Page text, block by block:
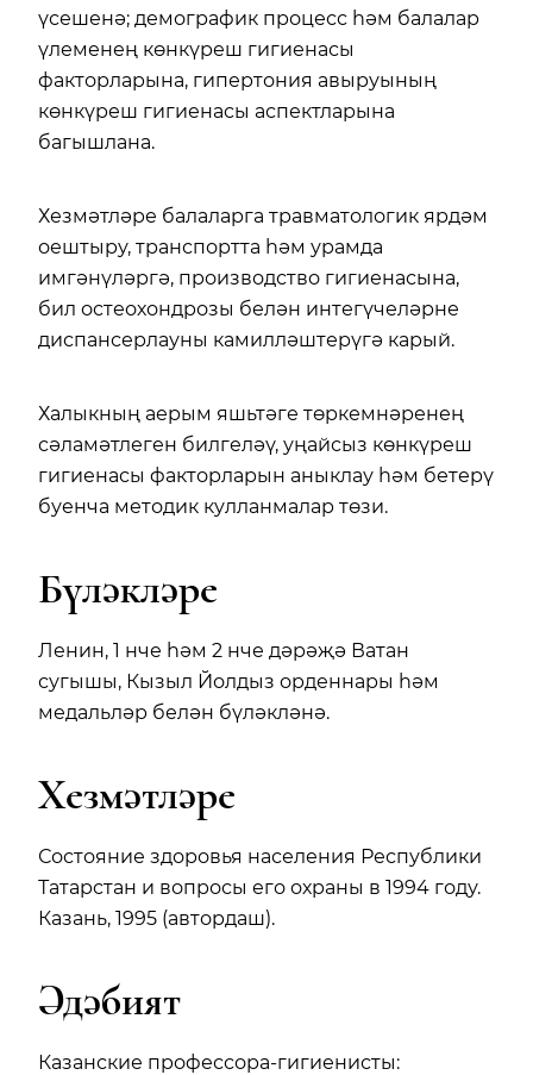
үсешенә; демографик процесс һәм балалар
үлеменең көнкүреш гигиенасы
факторларына, гипертония авыруының
көнкүреш гигиенасы аспектларына
багышлана.
Хезмәтләре балаларга травматологик ярдәм
оештыру, транспортта һәм урамда
имгәнүләргә, производство гигиенасына,
бил остеохондрозы белән интегүчеләрне
диспансерлауны камилләштерүгә карый.
Халыкның аерым яшьтәге төркемнәренең
сәламәтлеген билгеләү, уңайсыз көнкүреш
гигиенасы факторларын аныклау һәм бетерү
буенча методик кулланмалар төзи.
Бүләкләре
Ленин, 1 нче һәм 2 нче дәрәҗә Ватан
сугышы, Кызыл Йолдыз орденнары һәм
медальләр белән бүләкләнә.
Хезмәтләре
Состояние здоровья населения Республики
Татарстан и вопросы его охраны в 1994 году.
Казань, 1995 (автордаш).
Әдәбият
Казанские профессора-гигиенисты: